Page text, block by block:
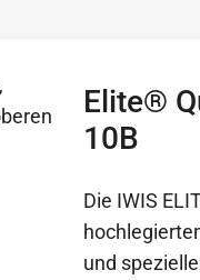
Elite®
10B
Die IWIS
und